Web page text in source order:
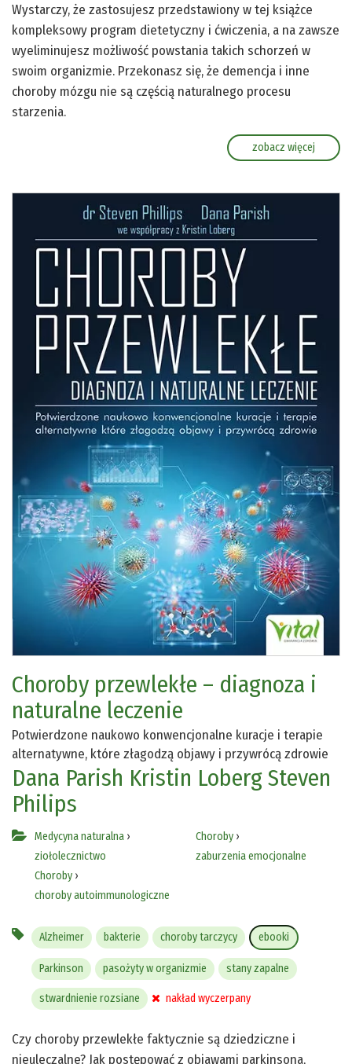
Wystarczy, że zastosujesz przedstawiony w tej książce
kompleksowy program dietetyczny i ćwiczenia, a na zawsze
wyeliminujesz możliwość powstania takich schorzeń w
swoim organizmie. Przekonasz się, że demencja i inne
choroby mózgu nie są częścią naturalnego procesu
starzenia.
zobacz więcej
Choroby przewlekłe – diagnoza i
naturalne leczenie
Potwierdzone naukowo konwencjonalne kuracje i terapie
alternatywne, które złagodzą objawy i przywrócą zdrowie
Dana Parish Kristin LobergSteven
Philips
Medycyna naturalna ›
ziołolecznictwo
Choroby ›
choroby autoimmunologiczne
Choroby›
zaburzenia emocjonalne
Alzheimer bakterie choroby tarczycy ebooki
Parkinson pasożyty w organizmie stany zapalne
stwardnienie rozsiane nakład wyczerpany
Czy choroby przewlekłe faktycznie są dziedziczne i
nieuleczalne? Jak postępować z objawami parkinsona,